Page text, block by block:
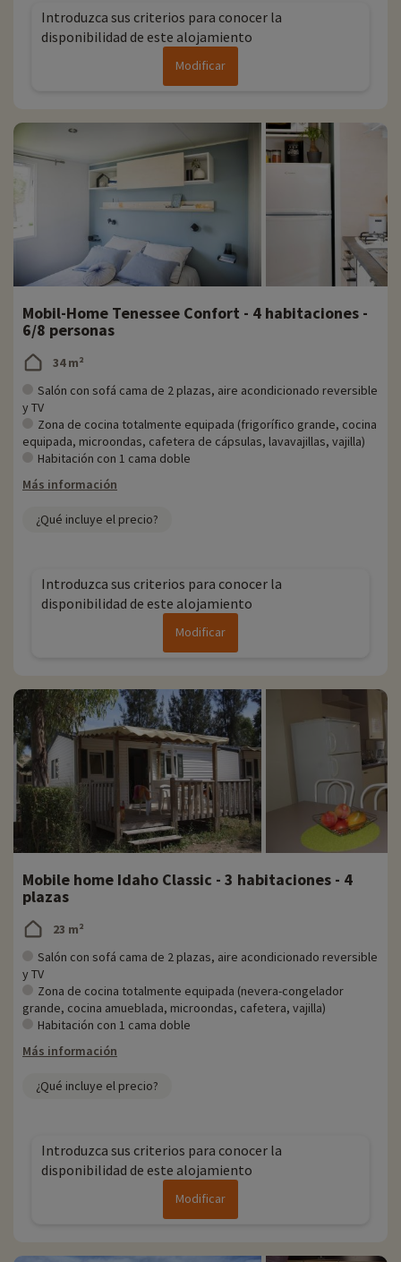
Introduzca sus criterios para conocer la
disponibilidad de este alojamiento
Modificar
Mobil-Home Tenessee Confort - 4 habitaciones -
6/8 personas
34 m²
Salón con sofá cama de 2 plazas, aire acondicionado reversible
y TV
Zona de cocina totalmente equipada (frigorífico grande, cocina
equipada, microondas, cafetera de cápsulas, lavavajillas, vajilla)
Habitación con 1 cama doble
Más información
¿Qué incluye el precio?
Introduzca sus criterios para conocer la
disponibilidad de este alojamiento
Modificar
Mobile home Idaho Classic - 3 habitaciones - 4
plazas
23 m²
Salón con sofá cama de 2 plazas, aire acondicionado reversible
y TV
Zona de cocina totalmente equipada (nevera-congelador
grande, cocina amueblada, microondas, cafetera, vajilla)
Habitación con 1 cama doble
Más información
¿Qué incluye el precio?
Introduzca sus criterios para conocer la
disponibilidad de este alojamiento
Modificar